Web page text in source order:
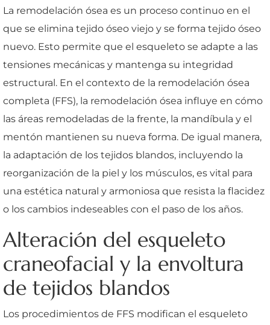
La remodelación ósea es un proceso continuo en el
que se elimina tejido óseo viejo y se forma tejido óseo
nuevo. Esto permite que el esqueleto se adapte a las
tensiones mecánicas y mantenga su integridad
estructural. En el contexto de la remodelación ósea
completa (FFS), la remodelación ósea influye en cómo
las áreas remodeladas de la frente, la mandíbula y el
mentón mantienen su nueva forma. De igual manera,
la adaptación de los tejidos blandos, incluyendo la
reorganización de la piel y los músculos, es vital para
una estética natural y armoniosa que resista la flacidez
o los cambios indeseables con el paso de los años.
Alteración del esqueleto
craneofacial y la envoltura
de tejidos blandos
Los procedimientos de FFS modifican el esqueleto